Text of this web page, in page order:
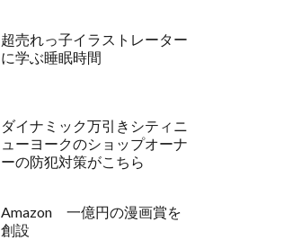
超売れっ子イラストレーター
に学ぶ睡眠時間
ダイナミック万引きシティニ
ューヨークのショップオーナ
ーの防犯対策がこちら
Amazon 一億円の漫画賞を
創設